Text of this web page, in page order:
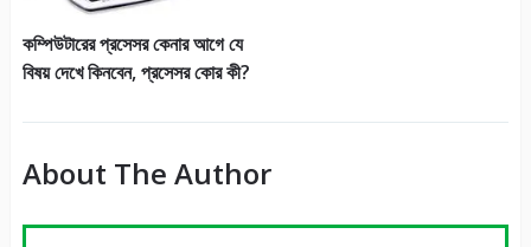
কম্পিউটারের প্রসেসর কেনার আগে যে
বিষয় দেখে কিনবেন, প্রসেসর কোর কী?
About The Author